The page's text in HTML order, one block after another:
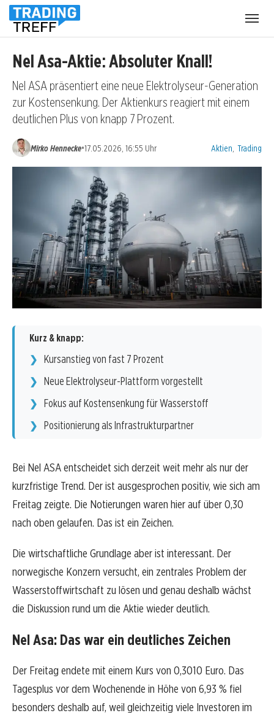
Nel Asa-Aktie: Absoluter Knall!
Nel ASA präsentiert eine neue Elektrolyseur-Generation
zur Kostensenkung. Der Aktienkurs reagiert mit einem
deutlichen Plus von knapp 7 Prozent.
Mirko Hennecke•17.05.2026, 16:55 Uhr Kategorien:
Aktien Trading
Kurz & knapp:
Kursanstieg von fast 7 Prozent
Neue Elektrolyseur-Plattform vorgestellt
Fokus auf Kostensenkung für Wasserstoff
Positionierung als Infrastrukturpartner
Bei Nel ASA entscheidet sich derzeit weit mehr als nur der
kurzfristige Trend. Der ist ausgesprochen positiv, wie sich am
Freitag zeigte. Die Notierungen waren hier auf über 0,30
nach oben gelaufen. Das ist ein Zeichen.
Die wirtschaftliche Grundlage aber ist interessant. Der
norwegische Konzern versucht, ein zentrales Problem der
Wasserstoffwirtschaft zu lösen und genau deshalb wächst
die Diskussion rund um die Aktie wieder deutlich.
Nel Asa: Das war ein deutliches Zeichen
Der Freitag endete mit einem Kurs von 0,3010 Euro. Das
Tagesplus vor dem Wochenende in Höhe von 6,93 % fiel
besonders deshalb auf, weil gleichzeitig viele Investoren im